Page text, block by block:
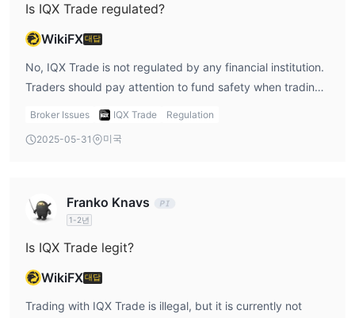
Is IQX Trade regulated?
WikiFX대답
No, IQX Trade is not regulated by any financial institution.
Traders should pay attention to fund safety when trading.
Try to choose brokers regulated by authoritative financial
Broker Issues IQX Trade Regulation
2025-05-31 미국
Franko Knavs
1-2년
Is IQX Trade legit?
WikiFX대답
Trading with IQX Trade is illegal, but it is currently not